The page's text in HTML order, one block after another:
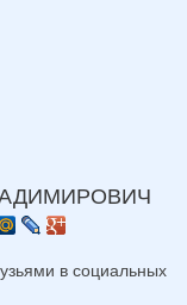
в социальных